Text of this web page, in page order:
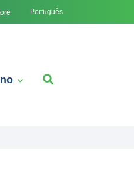
Português